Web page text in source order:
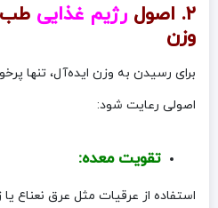
۲. اصول رژیم غذایی طب
وزن
برای رسیدن به وزن ایده‌آل، تنها
اصولی رعایت شود:
تقویت معده:
استفاده از عرقیات مثل عرق نعناع یا